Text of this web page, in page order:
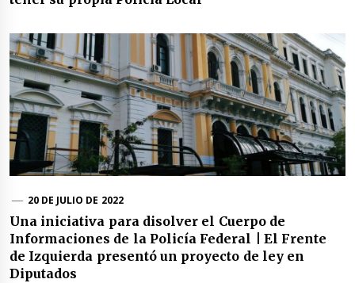
20 DE JULIO DE 2022
Una iniciativa para disolver el Cuerpo de
Informaciones de la Policía Federal | El Frente
de Izquierda presentó un proyecto de ley en
Diputados